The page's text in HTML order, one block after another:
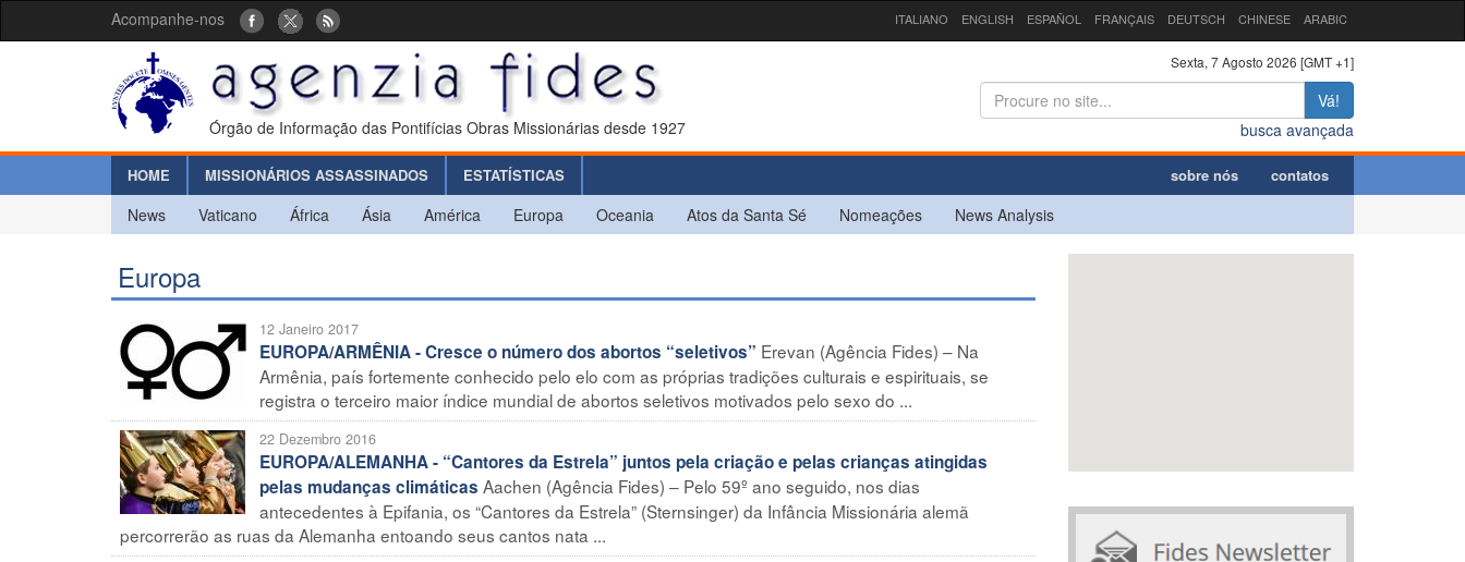
Acompanhe-nos ITALIANO ENGLISH ESPAÑOL FRANÇAIS DEUTSCH CHINESE ARABIC
Órgão de Informação das Pontifícias Obras Missionárias desde 1927
Sexta, 7 Agosto 2026 [GMT +1]
Vá!
busca avançada
HOME MISSIONÁRIOS ASSASSINADOS ESTATÍSTICAS sobre nós contatos
News Vaticano África Ásia América Europa Oceania Atos da Santa Sé Nomeações News Analysis
Europa
12 Janeiro 2017
EUROPA/ARMÊNIA - Cresce o número dos abortos “seletivos” Erevan (Agência Fides) – Na
Armênia, país fortemente conhecido pelo elo com as próprias tradições culturais e espirituais, se
registra o terceiro maior índice mundial de abortos seletivos motivados pelo sexo do ...
22 Dezembro 2016
EUROPA/ALEMANHA - “Cantores da Estrela” juntos pela criação e pelas crianças atingidas
pelas mudanças climáticas Aachen (Agência Fides) – Pelo 59º ano seguido, nos dias
antecedentes à Epifania, os “Cantores da Estrela” (Sternsinger) da Infância Missionária alemã
percorrerão as ruas da Alemanha entoando seus cantos nata ...